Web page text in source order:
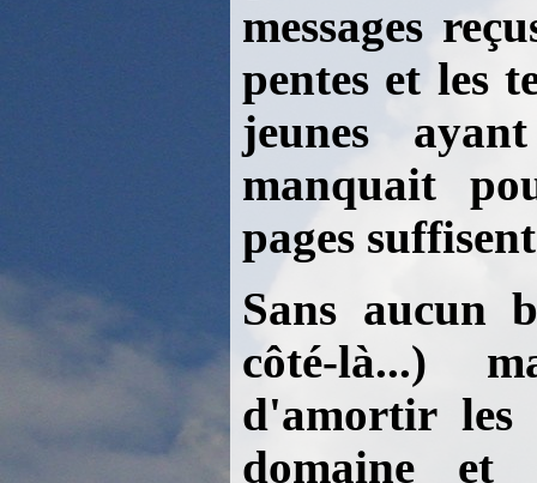
messages
pentes et les
jeunes
manquait
pages
Sans aucun
côté-là...)
d'amortir les
domaine et